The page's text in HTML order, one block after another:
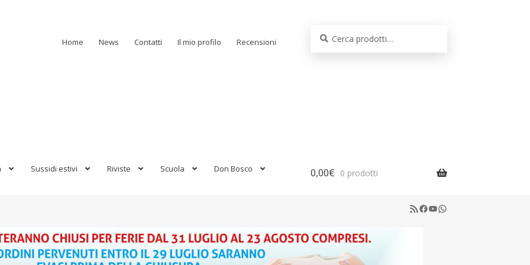
Home News Contatti Il mio profilo Recensioni
Sussidi estivi Riviste Scuola Don Bosco 0,00€ 0 prodotti
RSS Feed
Facebook
YouTube
WhatsApp